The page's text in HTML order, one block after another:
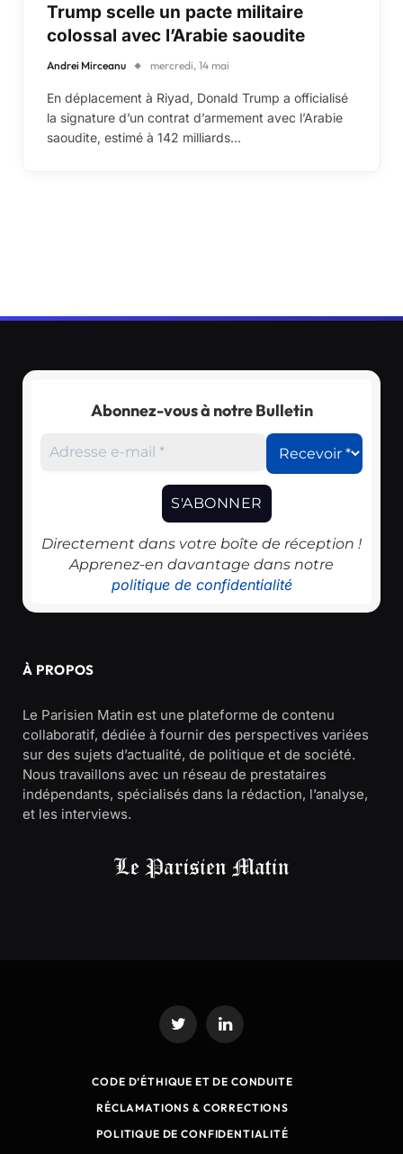
Trump scelle un pacte militaire
colossal avec l’Arabie saoudite
Andrei Mirceanu mercredi, 14 mai
En déplacement à Riyad, Donald Trump a officialisé
la signature d’un contrat d’armement avec l’Arabie
saoudite, estimé à 142 milliards…
Abonnez-vous à notre Bulletin
Directement dans votre boîte de réception !
Apprenez-en davantage dans notre
politique de confidentialité
À PROPOS
Le Parisien Matin est une plateforme de contenu
collaboratif, dédiée à fournir des perspectives variées
sur des sujets d’actualité, de politique et de société.
Nous travaillons avec un réseau de prestataires
indépendants, spécialisés dans la rédaction, l’analyse,
et les interviews.
Twitter LinkedIn
CODE D’ÉTHIQUE ET DE CONDUITE
RÉCLAMATIONS & CORRECTIONS
POLITIQUE DE CONFIDENTIALITÉ